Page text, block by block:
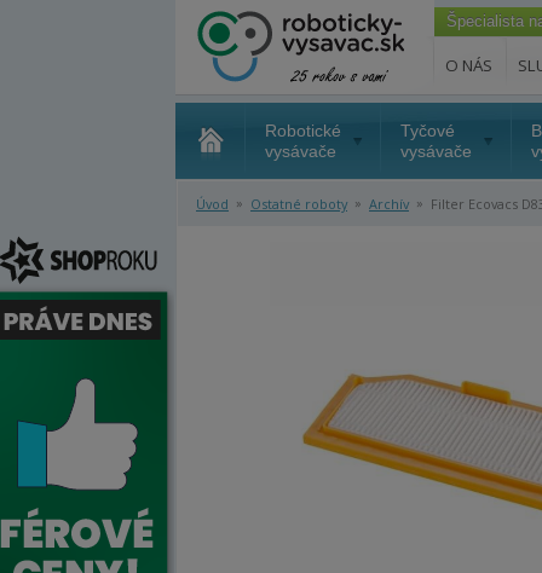
Špecialista
O NÁS
Robotické
vysávače
Tyčové
vysávače
Úvod » Ostatné roboty » Archív » Filter Ecovacs